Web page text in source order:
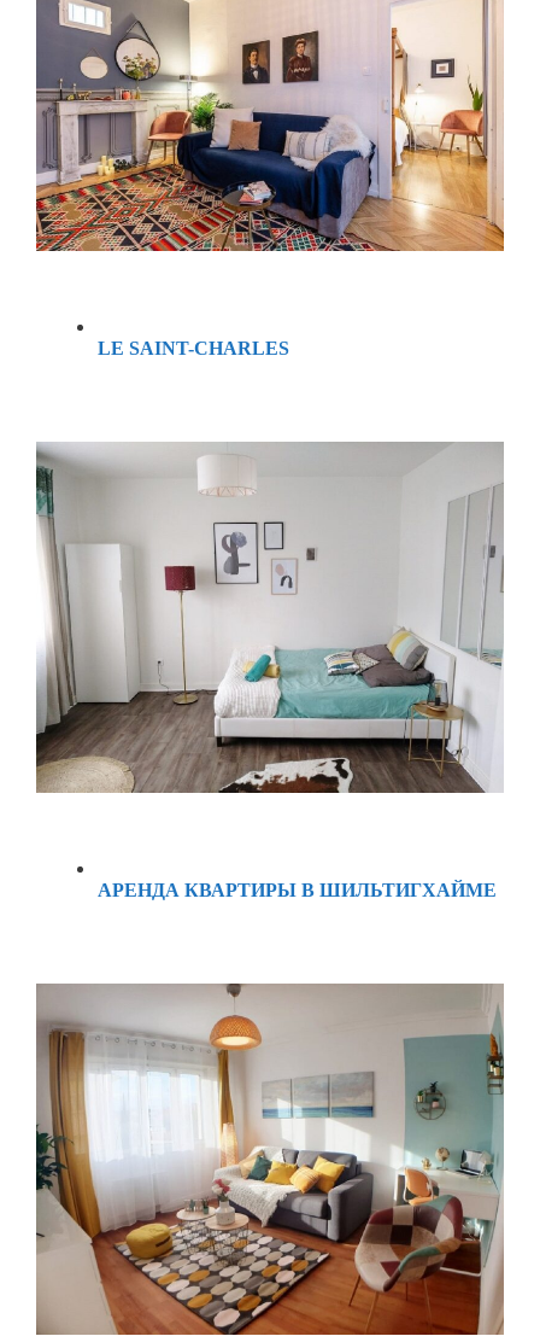
LE SAINT-CHARLES
АРЕНДА КВАРТИРЫ В ШИЛЬТИГХАЙМЕ